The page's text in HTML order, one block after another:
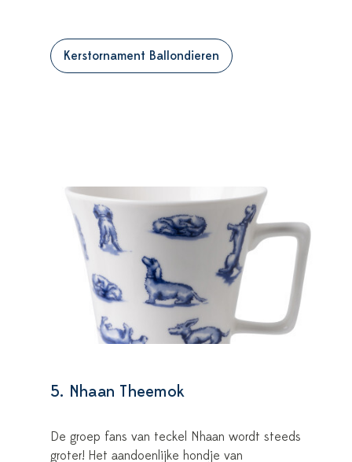
Kerstornament Ballondieren
5. Nhaan Theemok
De groep fans van teckel Nhaan wordt steeds
groter! Het aandoenlijke hondje van